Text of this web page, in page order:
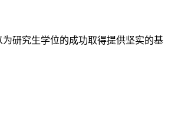
研究生学位的成功取得提供坚实的基